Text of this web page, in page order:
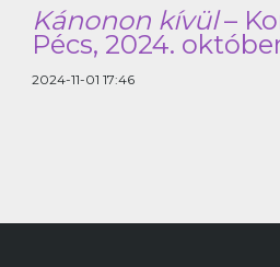
Kánonon kívül–
Pécs, 2024.
2024-11-01 17:46